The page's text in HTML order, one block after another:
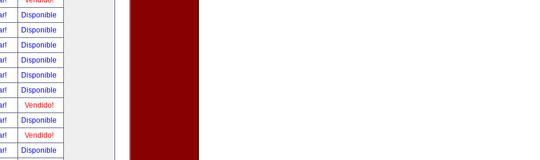
Disponible
Disponible
Disponible
Disponible
Disponible
Disponible
Vendido!
Disponible
Vendido!
Disponible